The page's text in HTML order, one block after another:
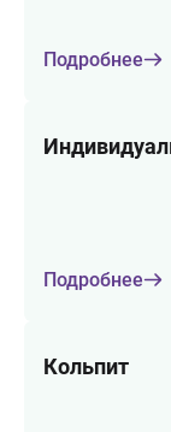
Подробнее
Подробнее
Кольпит